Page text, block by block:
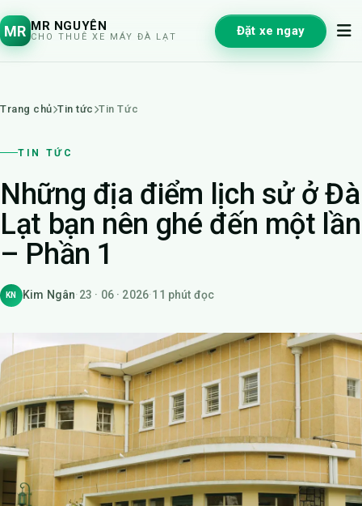
MR MR NGUYÊN
CHO THUÊ XE MÁY ĐÀ LẠT Đặt xe ngay
Trang chủ Tin tức Tin Tức
TIN TỨC
Những địa điểm lịch sử ở Đà
Lạt bạn nên ghé đến một lần
– Phần 1
KN Kim Ngân·23 · 06 · 2026·11 phút đọc